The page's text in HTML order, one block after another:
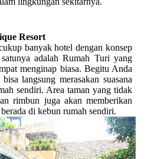
Resort
banyak hotel dengan konsep
adalah Rumah Turi yang
menginap biasa. Begitu Anda
langsung merasakan suasana
sendiri. Area taman yang tidak
rimbun juga akan memberikan
di kebun rumah sendiri.